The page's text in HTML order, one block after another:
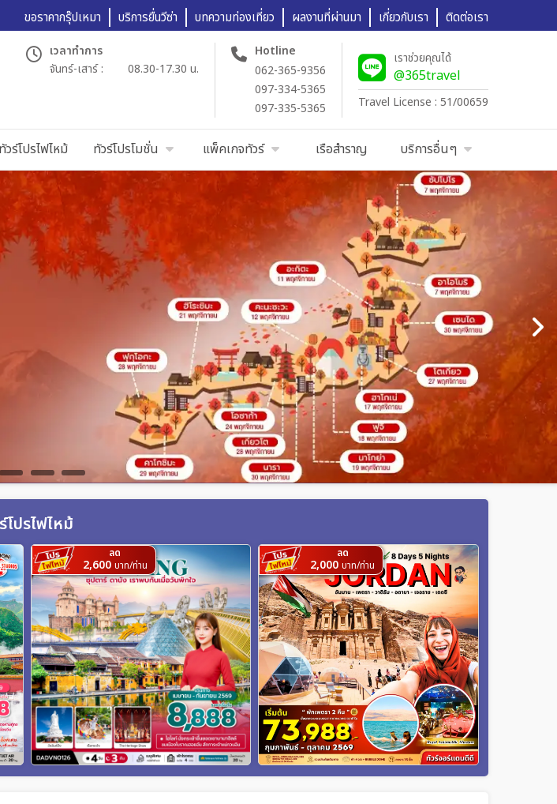
ขอราคากรุ๊ปเหมา บริการยื่นวีซ่า บทความท่องเที่ยว ผลงานที่ผ่านมา เกี่ยวกับเรา ติดต่อเรา
เวลาทำการ
จันทร์-เสาร์ :
08.30-17.30 น.
Hotline
062-365-9356
097-334-5365
097-335-5365
เราช่วยคุณได้
@365travel
Travel License : 51/00659
ทัวร์โปรไฟไหม้ ทัวร์โปรโมชั่น แพ็คเกจทัวร์ เรือสำราญ บริการอื่นๆ
โปรไฟไหม้
ลด
2,600 บาท/ท่าน
ลด
2,000บาท/ท่าน